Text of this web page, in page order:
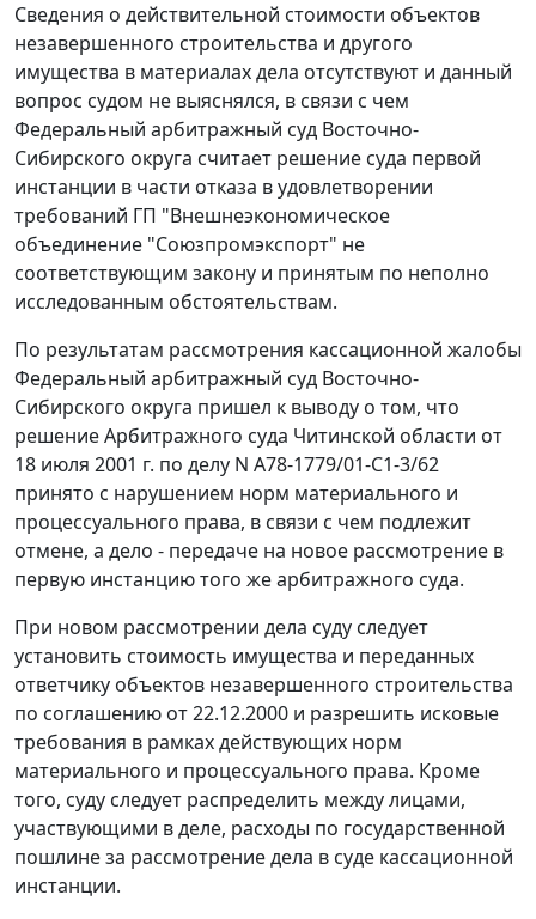
Сведения о действительной стоимости объектов
незавершенного строительства и другого
имущества в материалах дела отсутствуют и данный
вопрос судом не выяснялся, в связи с чем
Федеральный арбитражный суд Восточно-
Сибирского округа считает решение суда первой
инстанции в части отказа в удовлетворении
требований ГП "Внешнеэкономическое
объединение "Союзпромэкспорт" не
соответствующим закону и принятым по неполно
исследованным обстоятельствам.
По результатам рассмотрения кассационной жалобы
Федеральный арбитражный суд Восточно-
Сибирского округа пришел к выводу о том, что
решение Арбитражного суда Читинской области от
18 июля 2001 г. по делу N А78-1779/01-С1-3/62
принято с нарушением норм материального и
процессуального права, в связи с чем подлежит
отмене, а дело - передаче на новое рассмотрение в
первую инстанцию того же арбитражного суда.
При новом рассмотрении дела суду следует
установить стоимость имущества и переданных
ответчику объектов незавершенного строительства
по соглашению от 22.12.2000 и разрешить исковые
требования в рамках действующих норм
материального и процессуального права. Кроме
того, суду следует распределить между лицами,
участвующими в деле, расходы по государственной
пошлине за рассмотрение дела в суде кассационной
инстанции.